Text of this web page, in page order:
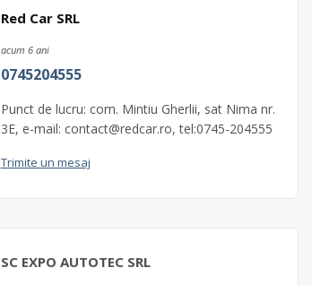
Red Car SRL
acum 6 ani
0745204555
Punct de lucru: com. Mintiu Gherlii, sat Nima nr.
3E, e-mail: contact@redcar.ro, tel:0745-204555
Trimite un mesaj
SC EXPO AUTOTEC SRL